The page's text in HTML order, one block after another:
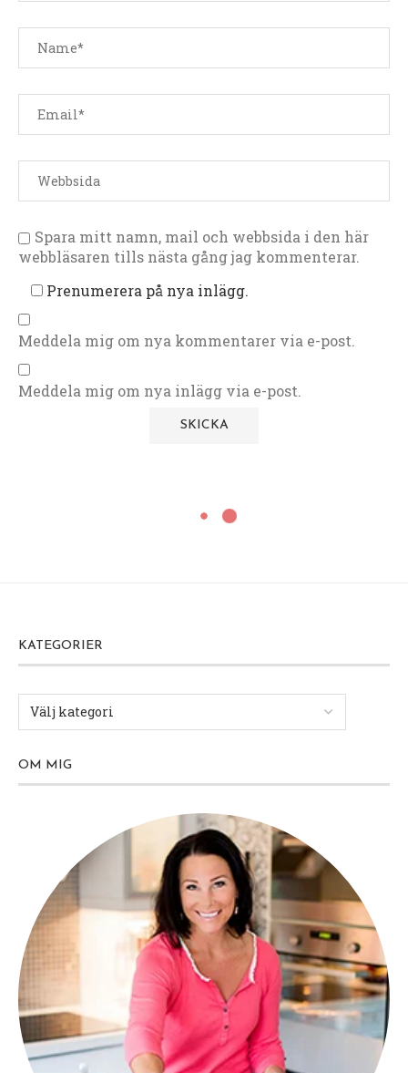
Spara mitt namn, mail och webbsida i den här
webbläsaren tills nästa gång jag kommenterar.
Prenumerera på nya inlägg.
Meddela mig om nya kommentarer via e-post.
Meddela mig om nya inlägg via e-post.
KATEGORIER
OM MIG